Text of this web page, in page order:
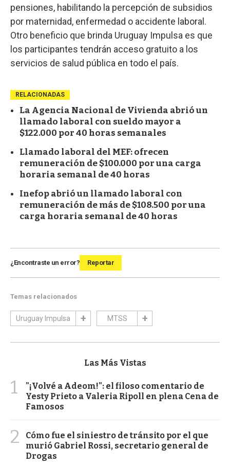
pensiones, habilitando la percepción de subsidios
por maternidad, enfermedad o accidente laboral.
Otro beneficio que brinda Uruguay Impulsa es que
los participantes tendrán acceso gratuito a los
servicios de salud pública en todo el país.
RELACIONADAS
La Agencia Nacional de Vivienda abrió un
llamado laboral con sueldo mayor a
$122.000 por 40 horas semanales
Llamado laboral del MEF: ofrecen
remuneración de $100.000 por una carga
horaria semanal de 40 horas
Inefop abrió un llamado laboral con
remuneración de más de $108.500 por una
carga horaria semanal de 40 horas
¿Encontraste un error? Reportar
Temas relacionados
Uruguay Impulsa MTSS
Las Más Vistas
1
"¡Volvé a Adeom!": el filoso comentario de
Yesty Prieto a Valeria Ripoll en plena Cena de
Famosos
2
Cómo fue el siniestro de tránsito por el que
murió Gabriel Rossi, secretario general de
Drogas